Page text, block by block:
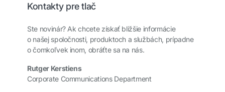
Kontakty pre tlač
Ste novinár? Ak chcete získať bližšie informácie
o našej spoločnosti, produktoch a službách, prípadne
o čomkoľvek inom, obráťte sa na nás.
Rutger Kerstiens
Corporate Communications Department